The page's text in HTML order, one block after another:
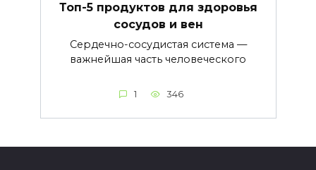
Топ-5 продуктов для здоровья
сосудов и вен
Сердечно-сосудистая система —
важнейшая часть человеческого
1 346